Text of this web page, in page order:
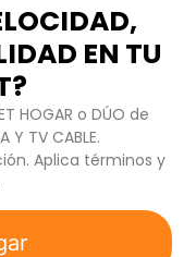
EN TU
HOGAR o DÚO de
Y TV CABLE.
Aplica términos y